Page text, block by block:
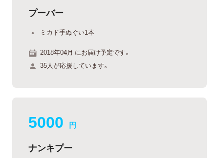
プーバー
ミカド手ぬぐい1本
2018年04月 にお届け予定です。
35人が応援しています。
5000 円
ナンキプー